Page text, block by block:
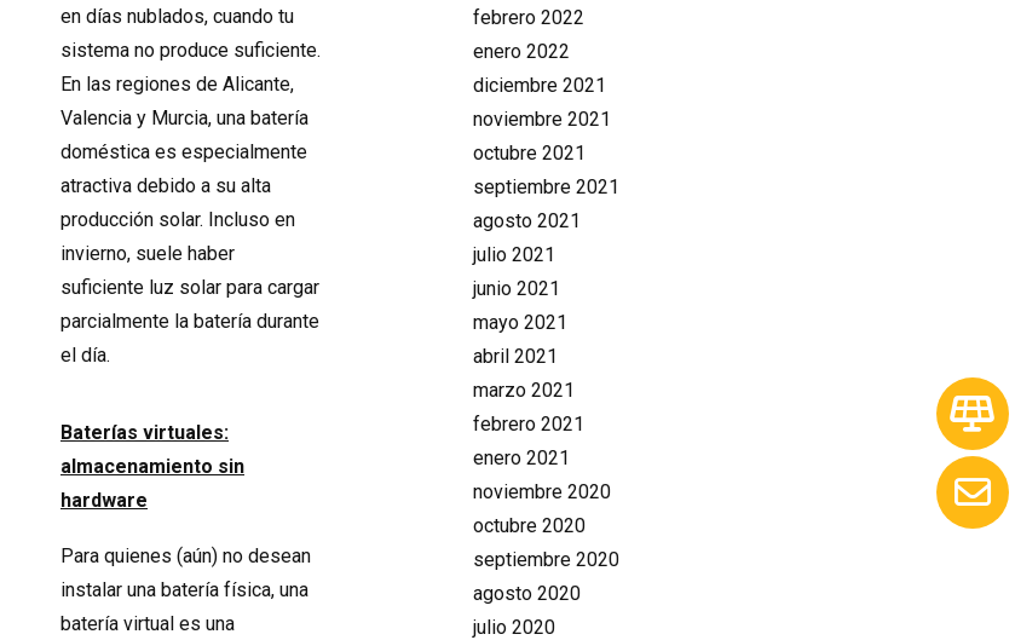
en días nublados, cuando tu
sistema no produce suficiente.
En las regiones de Alicante,
Valencia y Murcia, una batería
doméstica es especialmente
atractiva debido a su alta
producción solar. Incluso en
invierno, suele haber
suficiente luz solar para cargar
parcialmente la batería durante
el día.
Baterías virtuales:
almacenamiento sin
hardware
Para quienes (aún) no desean
instalar una batería física, una
batería virtual es una
febrero 2022
enero 2022
diciembre 2021
noviembre 2021
octubre 2021
septiembre 2021
agosto 2021
julio 2021
junio 2021
mayo 2021
abril 2021
marzo 2021
febrero 2021
enero 2021
noviembre 2020
octubre 2020
septiembre 2020
agosto 2020
julio 2020